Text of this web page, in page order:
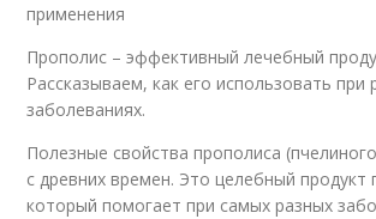
применения
Прополис – эффективный лечебный
Рассказываем, как его использовать при
заболеваниях.
Полезные свойства прополиса
с древних времен. Это целебный продукт
который помогает при самых разных